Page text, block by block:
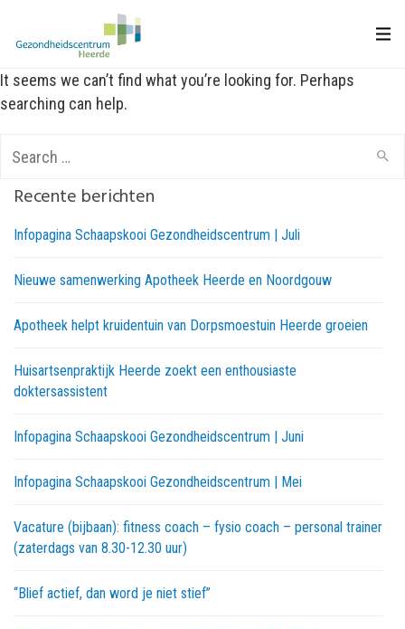
It seems we can’t find what you’re looking for. Perhaps
searching can help.
for:
Recente berichten
Infopagina Schaapskooi Gezondheidscentrum | Juli
Nieuwe samenwerking Apotheek Heerde en Noordgouw
Apotheek helpt kruidentuin van Dorpsmoestuin Heerde groeien
Huisartsenpraktijk Heerde zoekt een enthousiaste
doktersassistent
Infopagina Schaapskooi Gezondheidscentrum | Juni
Infopagina Schaapskooi Gezondheidscentrum | Mei
Vacature (bijbaan): fitness coach – fysio coach – personal trainer
(zaterdags van 8.30-12.30 uur)
“Blief actief, dan word je niet stief”